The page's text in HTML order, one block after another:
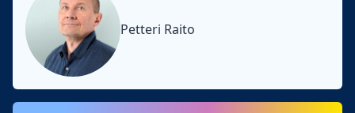
Petteri Raito